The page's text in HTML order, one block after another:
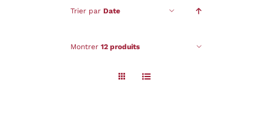
Trier par Date
Montrer 12 produits